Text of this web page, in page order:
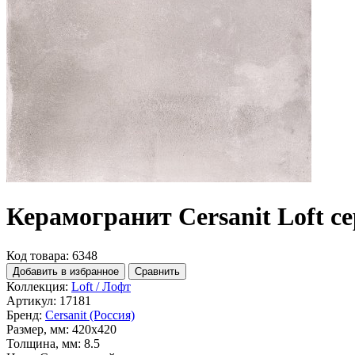
Керамогранит Cersanit Loft
Код товара: 6348
Добавить в избранное Сравнить
Коллекция: Loft / Лофт
Артикул: 17181
Бренд: Cersanit (Россия)
Размер, мм: 420x420
Толщина, мм: 8.5